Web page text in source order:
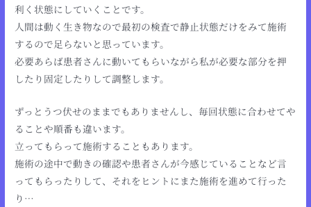
利く状態にしていくことです。
人間は動く生き物なので最初の検査で静止状態だけをみて施術
するので足らないと思っています。
必要あらば患者さんに動いてもらいながら私が必要な部分を押
したり固定したりして調整します。
ずっとうつ伏せのままでもありませんし、毎回状態に合わせてや
ることや順番も違います。
立ってもらって施術することもあります。
施術の途中で動きの確認や患者さんが今感じていることなど言
ってもらったりして、それをヒントにまた施術を進めて行った
り…